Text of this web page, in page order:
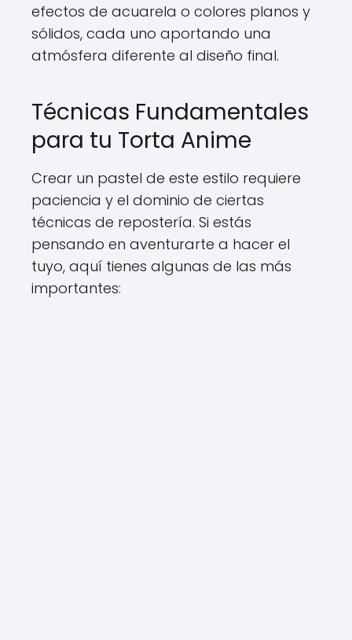
efectos de acuarela o colores planos y
sólidos, cada uno aportando una
atmósfera diferente al diseño final.
Técnicas Fundamentales
para tu Torta Anime
Crear un pastel de este estilo requiere
paciencia y el dominio de ciertas
técnicas de repostería. Si estás
pensando en aventurarte a hacer el
tuyo, aquí tienes algunas de las más
importantes: